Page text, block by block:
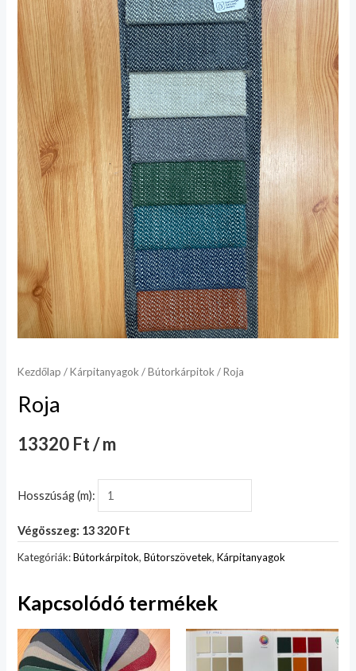
Kezdőlap /Kárpitanyagok /Bútorkárpitok / Roja
Roja
13320 Ft / m
Hosszúság (m):
Végösszeg: 13 320 Ft
Kategóriák:Bútorkárpitok,Bútorszövetek,Kárpitanyagok
Kapcsolódó termékek